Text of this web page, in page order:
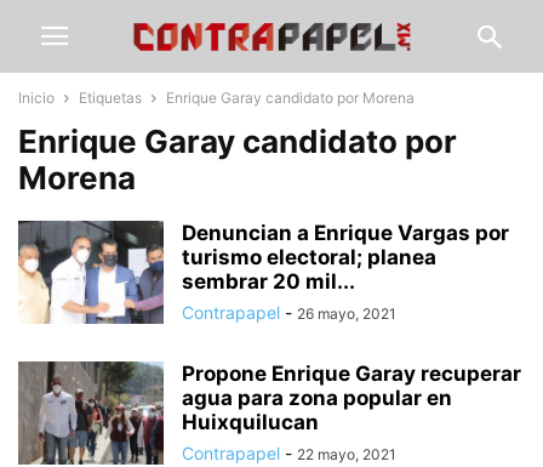
Inicio Etiquetas Enrique Garay candidato por Morena
Enrique Garay candidato por
Morena
Denuncian a Enrique Vargas por
turismo electoral; planea
sembrar 20 mil...
Contrapapel - 26 mayo, 2021
Propone Enrique Garay recuperar
agua para zona popular en
Huixquilucan
Contrapapel - 22 mayo, 2021